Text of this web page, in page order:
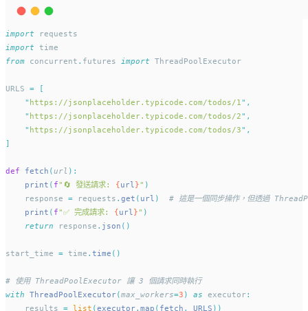
import requests
import time
from concurrent . futures import ThreadPoolExecutor
URLS =
[
" https://jsonplaceholder.typicode.com/todos/1 " ,
" https://jsonplaceholder.typicode.com/todos/2" ,
" https://jsonplaceholder.typicode.com/todos/3" ,
]
def fetch (url ):
print ( f"🔄 發送請求: {url }" )
    response
= requests . get ( url )
# 這是一個同步操作，但透過
print ( f"✅ 完成請求: {url }" )
return response . json ()
start_time = time . time ()
# 使用 ThreadPoolExecutor 讓 3 個請求同時執行
with ThreadPoolExecutor(max_workers=3 ) as executor :
    results
= list (executor. map ( fetch , URLS ))